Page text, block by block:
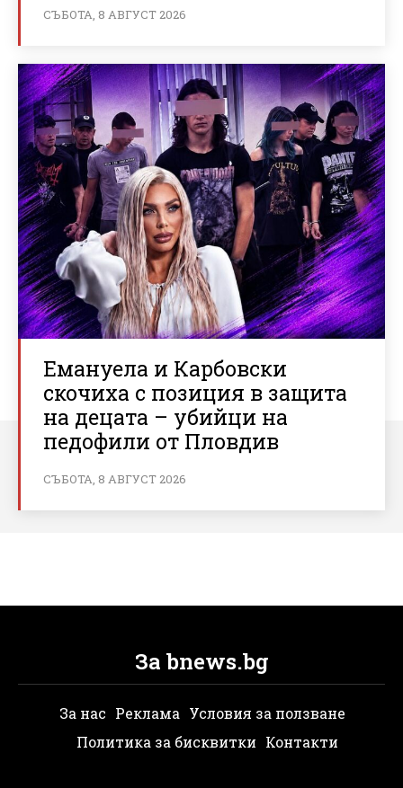
СЪБОТА, 8 АВГУСТ 2026
Емануела и Карбовски
скочиха с позиция в защита
на децата – убийци на
педофили от Пловдив
СЪБОТА, 8 АВГУСТ 2026
За bnews.bg
За нас Реклама Условия за ползване
Политика за бисквитки Контакти